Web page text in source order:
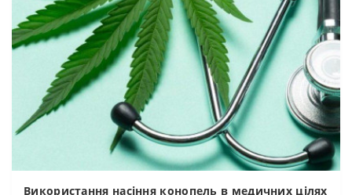
Використання насіння конопель в медичних цілях